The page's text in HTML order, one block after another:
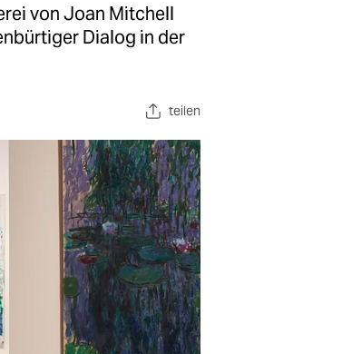
von Joan Mitchell
Dialog in der
teilen